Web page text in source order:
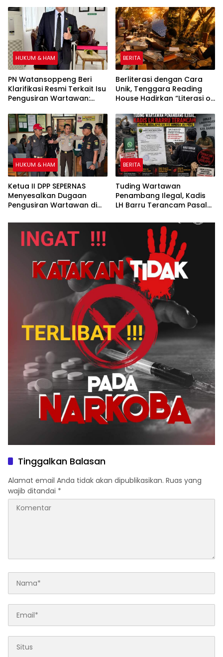
sebagai Amanah
Penertiban Fasilitas PTSP
HUKUM & HAM
PN Watansoppeng Beri
Klarifikasi Resmi Terkait Isu
Pengusiran Wartawan:
Penertiban Fasilitas PTSP
BERITA
Berliterasi dengan Cara
Unik, Tenggara Reading
House Hadirkan “Literasi on
Atas Atap Sembari
Menikmati Senja
HUKUM & HAM
Ketua II DPP SEPERNAS
Menyesalkan Dugaan
Pengusiran Wartawan di
Redaksi Siapkan Surat
Konfirmasi
BERITA
Tuding Wartawan
Penambang Ilegal, Kadis
LH Barru Terancam Pasal
Pers
Tinggalkan Balasan
Alamat email Anda tidak akan dipublikasikan. Ruas yang
wajib ditandai *